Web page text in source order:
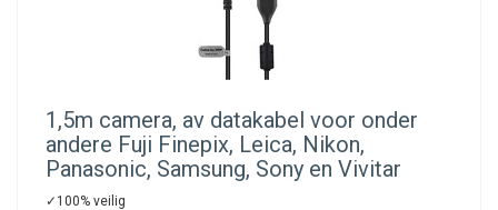
1,5m camera, av datakabel voor onder
andere Fuji Finepix, Leica, Nikon,
Panasonic, Samsung, Sony en Vivitar
✓100% veilig